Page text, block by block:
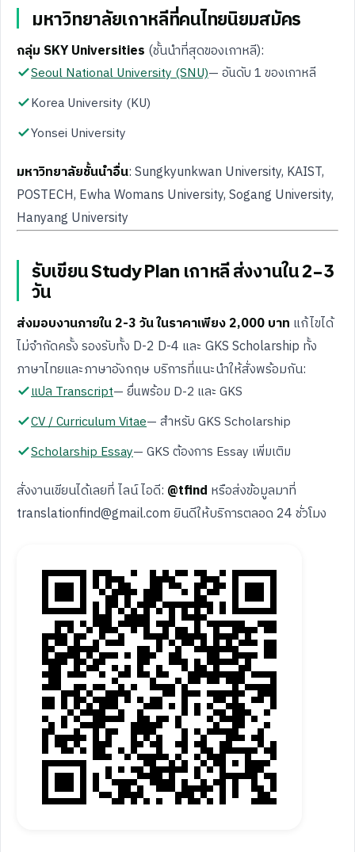
มหาวิทยาลัยเกาหลีที่คนไทยนิยมสมัคร
กลุ่ม SKY Universities (ชั้นนำที่สุดของเกาหลี):
Seoul National University (SNU)— อันดับ 1 ของเกาหลี
Korea University (KU)
Yonsei University
มหาวิทยาลัยชั้นนำอื่น: Sungkyunkwan University, KAIST,
POSTECH, Ewha Womans University, Sogang University,
Hanyang University
รับเขียน Study Plan เกาหลี ส่งงานใน 2-3
วัน
ส่งมอบงานภายใน 2-3 วัน ในราคาเพียง 2,000 บาท แก้ไขได้
ไม่จำกัดครั้ง รองรับทั้ง D-2 D-4 และ GKS Scholarship ทั้ง
ภาษาไทยและภาษาอังกฤษ บริการที่แนะนำให้สั่งพร้อมกัน:
แปล Transcript— ยื่นพร้อม D-2 และ GKS
CV / Curriculum Vitae— สำหรับ GKS Scholarship
Scholarship Essay— GKS ต้องการ Essay เพิ่มเติม
สั่งงานเขียนได้เลยที่ ไลน์ ไอดี: @tfind หรือส่งข้อมูลมาที่
translationfind@gmail.com ยินดีให้บริการตลอด 24 ชั่วโมง